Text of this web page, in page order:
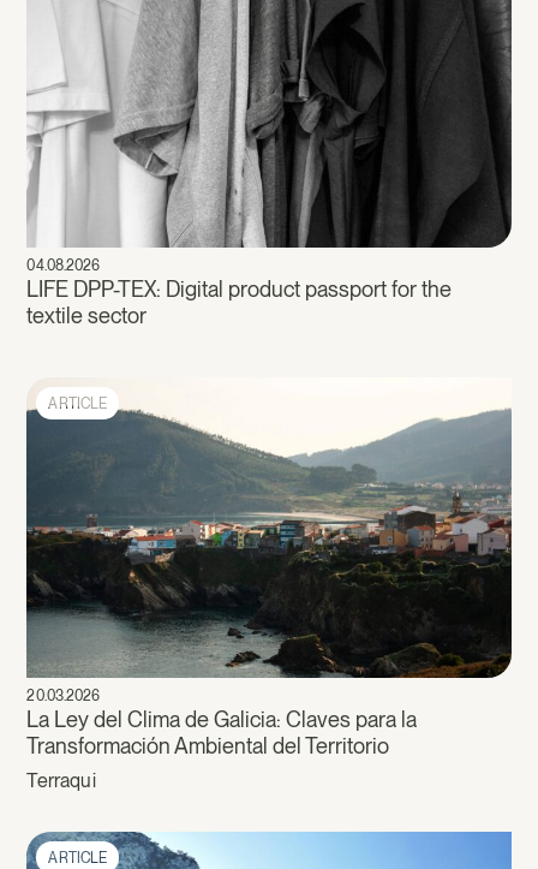
04.08.2026
LIFE DPP-TEX: Digital product passport for the
textile sector
ARTICLE
20.03.2026
La Ley del Clima de Galicia: Claves para la
Transformación Ambiental del Territorio
Terraqui
ARTICLE